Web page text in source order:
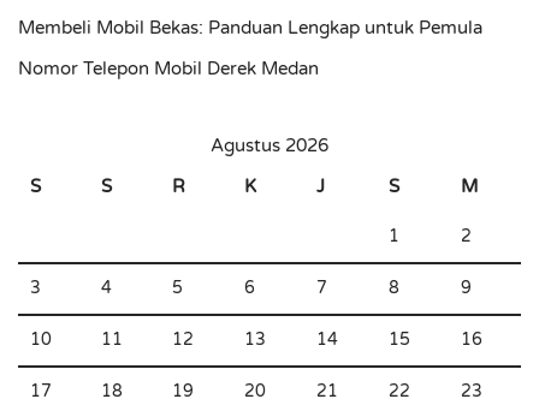
Membeli Mobil Bekas: Panduan Lengkap untuk Pemula
Nomor Telepon Mobil Derek Medan
Agustus 2026
S
S R K J S M
1 2
3 4 5 6 7 8 9
10 11 12 13 14 15 16
17 18 19 20 21 22 23